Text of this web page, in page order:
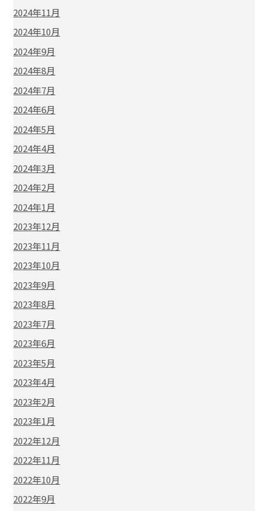
2024年11月
2024年10月
2024年9月
2024年8月
2024年7月
2024年6月
2024年5月
2024年4月
2024年3月
2024年2月
2024年1月
2023年12月
2023年11月
2023年10月
2023年9月
2023年8月
2023年7月
2023年6月
2023年5月
2023年4月
2023年2月
2023年1月
2022年12月
2022年11月
2022年10月
2022年9月